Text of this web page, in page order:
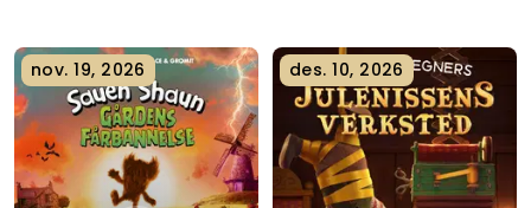
nov. 19, 2026 des. 10, 2026